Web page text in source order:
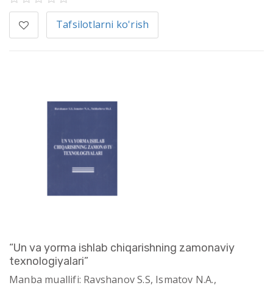
Tafsilotlarni ko'rish
“Un va yorma ishlab chiqarishning zamonaviy
texnologiyalari”
Manba muallifi: Ravshanov S.S, Ismatov N.A.,